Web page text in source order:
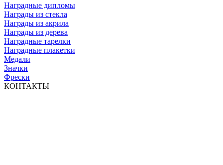
Наградные дипломы
Награды из стекла
Награды из акрила
Награды из дерева
Наградные тарелки
Наградные плакетки
Медали
Значки
Фрески
КОНТАКТЫ